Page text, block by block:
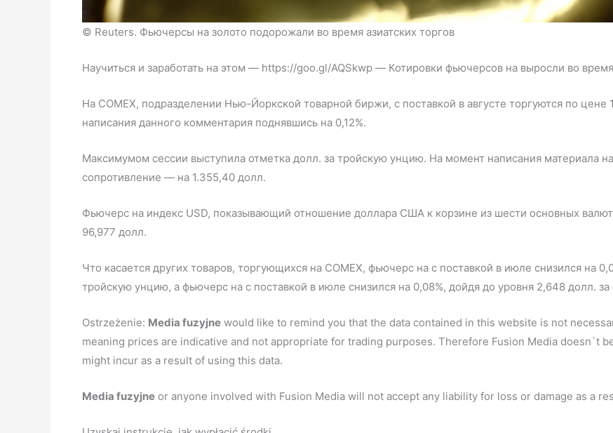
© Reuters. Фьючерсы на золото подорожали во время азиатских торгов
Научиться и заработать на этом — https://goo.gl/AQSkwp — Котировки фьючерсов на выросли во время
На COMEX, подразделении Нью-Йоркской товарной биржи, с поставкой в августе торгуются по
написания данного комментария поднявшись на 0,12%.
Максимумом сессии выступила отметка долл. за тройскую унцию. На момент написания материала
сопротивление — на 1.355,40 долл.
Фьючерс на индекс USD, показывающий отношение доллара США к корзине из шести основных
96,977 долл.
Что касается других товаров, торгующихся на COMEX, фьючерс на с поставкой в июле снизился на
тройскую унцию, а фьючерс на с поставкой в июле снизился на 0,08%, дойдя до уровня 2,648 долл. за
Ostrzeżenie: Media fuzyjne would like to remind you that the data contained in this website is not
meaning prices are indicative and not appropriate for trading purposes. Therefore Fusion Media doesn`t
might incur as a result of using this data.
Media fuzyjne or anyone involved with Fusion Media will not accept any liability for loss or damage as a